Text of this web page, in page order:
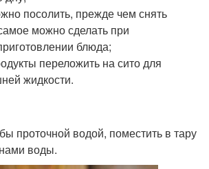
посолить, прежде чем снять
можно сделать при
блюда;
переложить на сито для
жидкости.
проточной водой, поместить в тару
воды.